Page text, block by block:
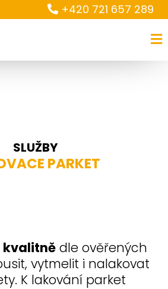
+420 721 657 289
SLUŽBY
PARKET
kvalitně dle ověřených
vytmelit i nalakovat
K lakování parket